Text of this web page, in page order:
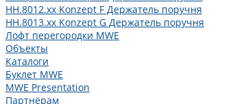
HH.8012.xx Konzept F Держатель поручня
HH.8013.xx Konzept G Держатель поручня
Лофт перегородки MWE
Объекты
Каталоги
Буклет MWE
MWE Presentation
Партнёрам